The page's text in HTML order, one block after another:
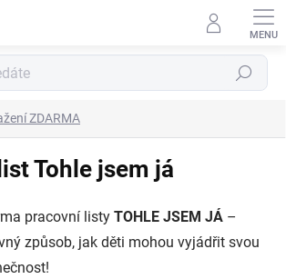
Hledat
ZDARMA
Tohle jsem já
pracovní listy TOHLE JSEM JÁ –
způsob, jak děti mohou vyjádřit svou